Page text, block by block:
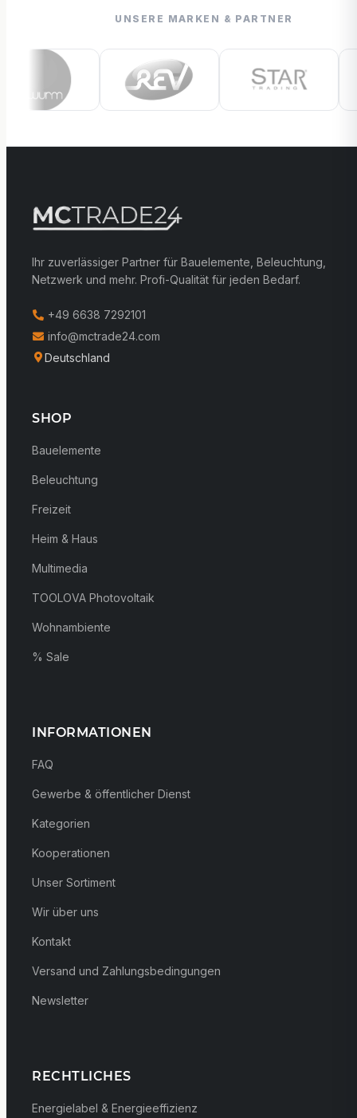
UNSERE MARKEN & PARTNER
Ihr zuverlässiger Partner für Bauelemente, Beleuchtung,
Netzwerk und mehr. Profi-Qualität für jeden Bedarf.
+49 6638 7292101
info@mctrade24.com
Deutschland
SHOP
Bauelemente
Beleuchtung
Freizeit
Heim & Haus
Multimedia
TOOLOVA Photovoltaik
Wohnambiente
% Sale
INFORMATIONEN
FAQ
Gewerbe & öffentlicher Dienst
Kategorien
Kooperationen
Unser Sortiment
Wir über uns
Kontakt
Versand und Zahlungsbedingungen
Newsletter
RECHTLICHES
Energielabel & Energieeffizienz